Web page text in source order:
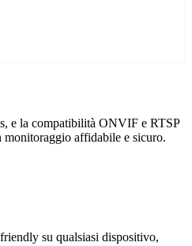
e la compatibilità ONVIF e RTSP
affidabile e sicuro.
su qualsiasi dispositivo,